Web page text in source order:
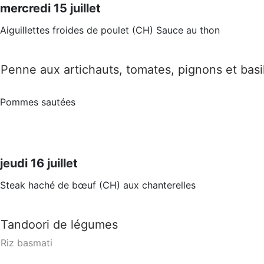
mercredi 15 juillet
Aiguillettes froides de poulet (CH) Sauce au thon
Penne aux artichauts, tomates, pignons et
Pommes sautées
jeudi 16 juillet
Steak haché de bœuf (CH) aux chanterelles
Tandoori de légumes
Riz basmati